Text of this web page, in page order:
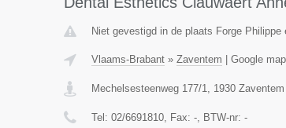
Niet gevestigd in de plaats Forge Philippe
Vlaams-Brabant» Zaventem Google
Mechelsesteenweg 177/1, 1930 Zaventem
Tel: 02/6691810, Fax: -, BTW-nr: -